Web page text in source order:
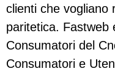
clienti che vogliano
paritetica. Fastweb
Consumatori del
Consumatori e